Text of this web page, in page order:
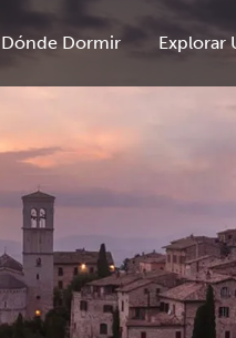
Dónde Dormir Explorar